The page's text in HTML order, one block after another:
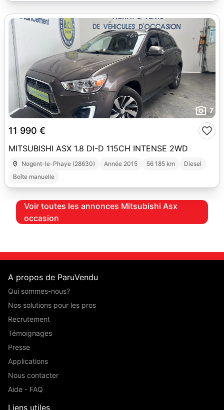
7
11 990 €
MITSUBISHI ASX 1.8 DI-D 115CH INTENSE 2WD
Nogent-le-Phaye (28630) Année 2015 56 185 km
Diesel
Boîte manuelle
Voir toutes les annonces Mitsubishi Asx
occasion
A propos de ParuVendu
Qui sommes-nous?
Nos solutions pour les pros
Recrutement
Témoignages
Presse
Applications
Nous contacter
Aide - FAQ
Liens utiles